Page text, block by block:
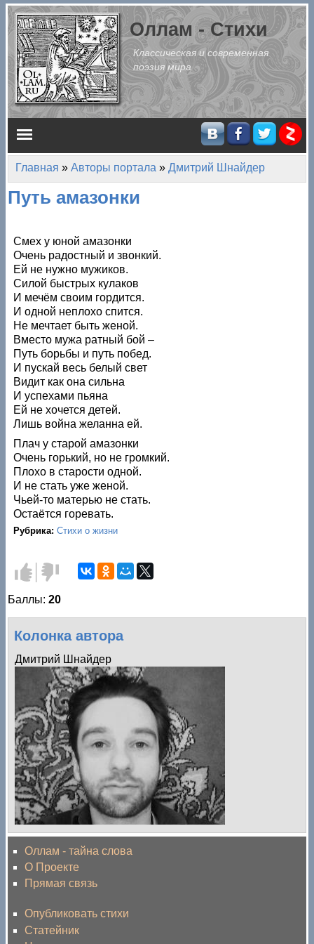
Перейти к основному содержанию
Оллам - Стихи
Классическая и современная
поэзия мира
Главное меню
Вы здесь
Главная » Авторы портала » Дмитрий Шнайдер
Путь амазонки
Смех у юной амазонки
Очень радостный и звонкий.
Ей не нужно мужиков.
Силой быстрых кулаков
И мечём своим гордится.
И одной неплохо спится.
Не мечтает быть женой.
Вместо мужа ратный бой –
Путь борьбы и путь побед.
И пускай весь белый свет
Видит как она сильна
И успехами пьяна
Ей не хочется детей.
Лишь война желанна ей.
Плач у старой амазонки
Очень горький, но не громкий.
Плохо в старости одной.
И не стать уже женой.
Чьей-то матерью не стать.
Остаётся горевать.
Рубрика:Стихи о жизни
Голос
за!
Голос
против!
Баллы:20
Колонка автора
Дмитрий Шнайдер
Оллам - тайна слова
О Проекте
Прямая связь
Опубликовать стихи
Статейник